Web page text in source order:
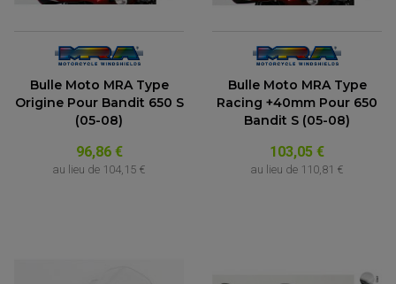
Bulle Moto MRA Type
Origine Pour Bandit 650 S
(05-08)
96,86 €
au lieu de 104,15 €
Bulle Moto MRA Type
Racing +40mm Pour 650
Bandit S (05-08)
103,05 €
au lieu de 110,81 €